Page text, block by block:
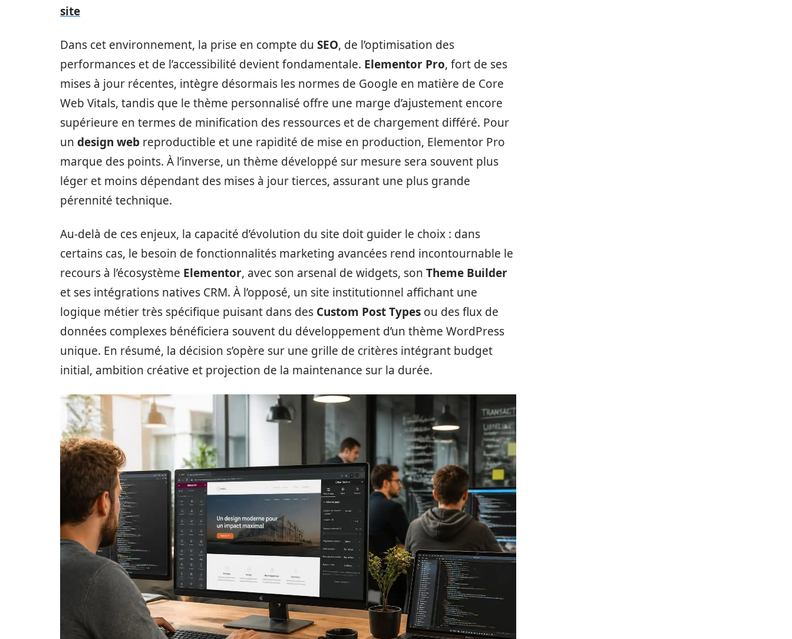
site
Dans cet environnement, la prise en compte du SEO, de l’optimisation des
performances et de l’accessibilité devient fondamentale. Elementor Pro, fort de ses
mises à jour récentes, intègre désormais les normes de Google en matière de Core
Web Vitals, tandis que le thème personnalisé offre une marge d’ajustement encore
supérieure en termes de minification des ressources et de chargement différé. Pour
un design web reproductible et une rapidité de mise en production, Elementor Pro
marque des points. À l’inverse, un thème développé sur mesure sera souvent plus
léger et moins dépendant des mises à jour tierces, assurant une plus grande
pérennité technique.
Au-delà de ces enjeux, la capacité d’évolution du site doit guider le choix : dans
certains cas, le besoin de fonctionnalités marketing avancées rend incontournable le
recours à l’écosystème Elementor, avec son arsenal de widgets, son Theme Builder
et ses intégrations natives CRM. À l’opposé, un site institutionnel affichant une
logique métier très spécifique puisant dans des Custom Post Types ou des flux de
données complexes bénéficiera souvent du développement d’un thème WordPress
unique. En résumé, la décision s’opère sur une grille de critères intégrant budget
initial, ambition créative et projection de la maintenance sur la durée.